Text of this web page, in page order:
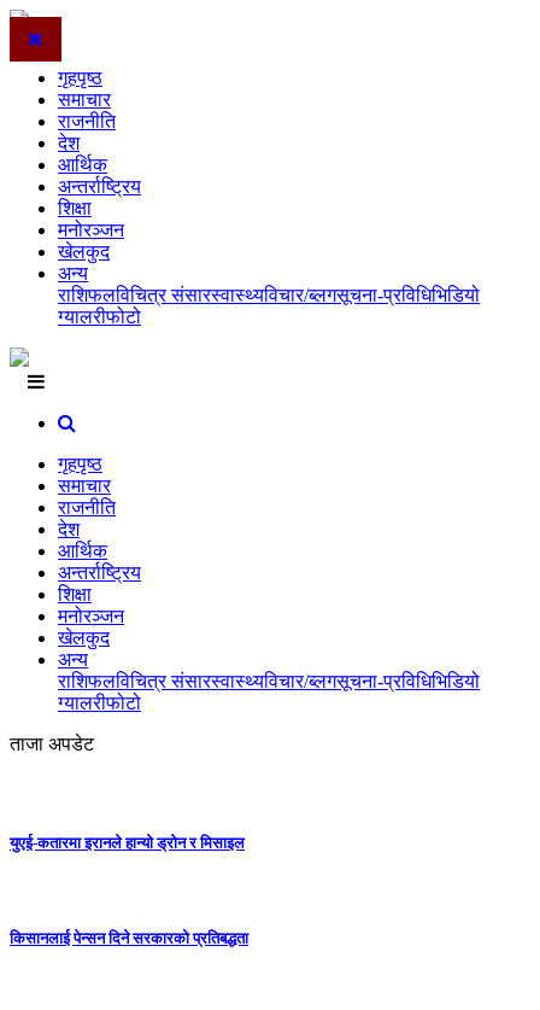
गृहपृष्ठ
समाचार
राजनीति
देश
आर्थिक
अन्तर्राष्ट्रिय
शिक्षा
मनोरञ्जन
खेलकुद
अन्य
राशिफलविचित्र संसारस्वास्थ्यविचार/ब्लगसूचना-प्रविधिभिडियो
ग्यालरीफोटो
गृहपृष्ठ
समाचार
राजनीति
देश
आर्थिक
अन्तर्राष्ट्रिय
शिक्षा
मनोरञ्जन
खेलकुद
अन्य
राशिफलविचित्र संसारस्वास्थ्यविचार/ब्लगसूचना-प्रविधिभिडियो
ग्यालरीफोटो
ताजा अपडेट
युएई-कतारमा इरानले हान्यो ड्रोन र मिसाइल
किसानलाई पेन्सन दिने सरकारको प्रतिबद्धता